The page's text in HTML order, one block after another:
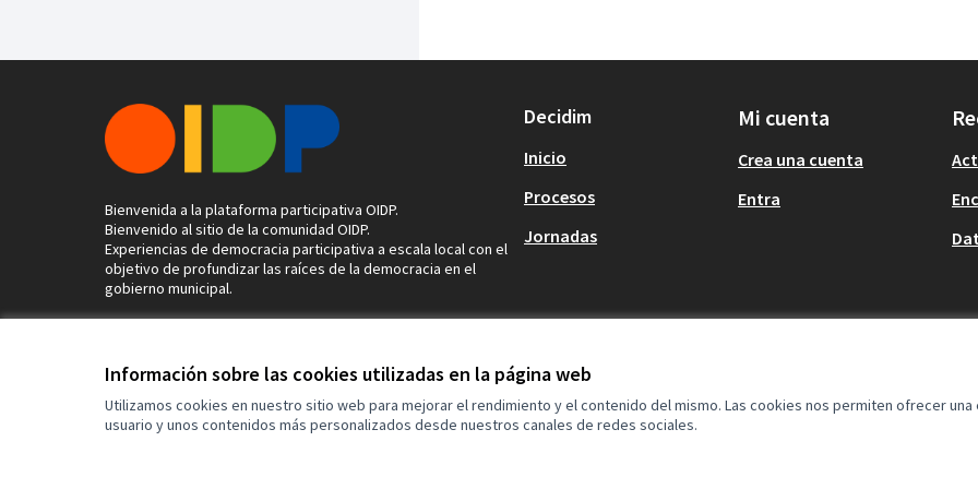
Información sobre las cookies utilizadas en la página web
Utilizamos cookies en nuestro sitio web para mejorar el rendimiento y el contenido del mismo. Las cookies nos permiten ofrecer una
usuario y unos contenidos más personalizados desde nuestros canales de redes sociales.
Bienvenida a la plataforma participativa OIDP.
Bienvenido al sitio de la comunidad OIDP.
Experiencias de democracia participativa a escala local con el
objetivo de profundizar las raíces de la democracia en el
gobierno municipal.
Decidim
Inicio
Procesos
Jornadas
Mi cuenta
Crea una cuenta
Entra
Términos y condiciones de usoConfiguración de cookies